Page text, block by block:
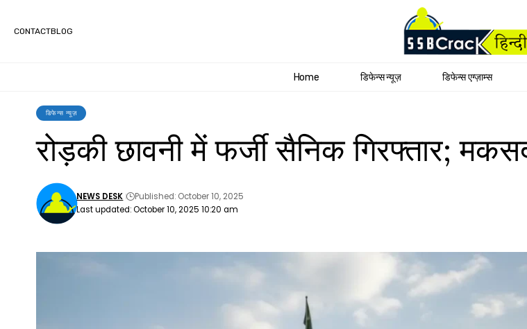
CONTACTBLOG
Home डिफेन्स न्यूज़ डिफेन्स एग्ज़ाम्स
डिफेन्स न्यूज़
रोड़की छावनी में फर्जी सैनिक गिरफ्तार;
Last updated: October 10, 2025 10:20 am
NEWS DESK Published: October 10, 2025